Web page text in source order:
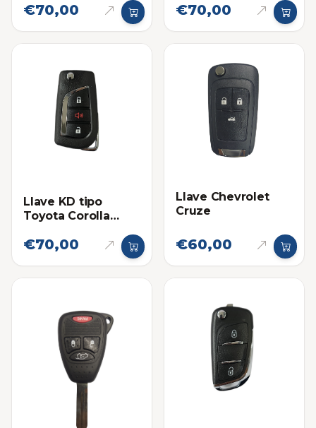
€70,00 €70,00
Llave KD tipo
Toyota Corolla
€70,00
Llave Chevrolet
Cruze
€60,00